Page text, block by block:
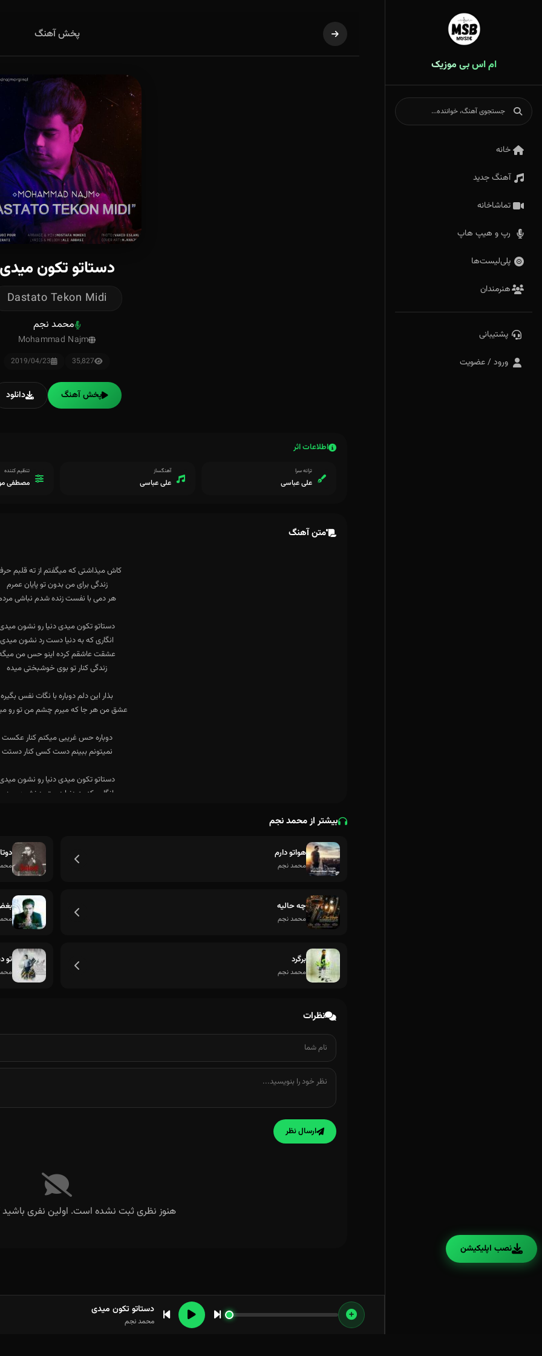
ام اس بی موزیک
خانه
آهنگ جدید
تماشاخانه
رپ و هیپ هاپ
پلی‌لیست‌ها
هنرمندان
پشتیبانی
ورود / عضویت
پخش آهنگ
دستاتو تکون میدی
Dastato Tekon Midi
محمد نجم
Mohammad Najm
35,827
2019/04/23
پخش آهنگ دانلود
اطلاعات اثر
ترانه سرا
علی عباسی
آهنگساز
علی عباسی
تنظیم کننده
مصطفی
متن آهنگ
بیشتر از محمد نجم
هواتو دارم
محمد نجم
چه حالیه
محمد نجم
برگرد
محمد نجم
تو
نظرات
ارسال نظر
هنوز نظری ثبت نشده است. اولین نفری
دستاتو تکون میدی
محمد نجم
نصب اپلیکیشن